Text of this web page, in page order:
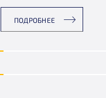
ПОДРОБНЕЕ